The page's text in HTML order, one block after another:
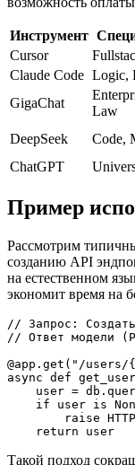
Инструмент
Cursor
Claude Code Logic,
GigaChat
Law
DeepSeek Code,
ChatGPT
Пример
Рассмотрим
созданию API
на естественном
экономит время на
// Запрос:
// Ответ модели
@app.get("/
async def
user =
if user is
raise
Такой подход